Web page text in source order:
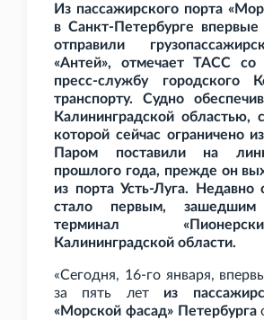
Из пассажирского порта
в Санкт-Петербурге
отправили
«Антей», отмечает ТАСС со
пресс-службу городского
транспорту. Судно
Калининградской областью,
которой сейчас ограничено
Паром поставили на
прошлого года, прежде он
из порта Усть-Луга. Недавно
стало первым,
терминал
Калининградской области.
«Сегодня, 16-го января,
за пять лет из
«Морской фасад» Петербурга